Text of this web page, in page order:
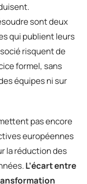
sont deux
qui publient leurs
risquent de
formel, sans
équipes ni sur
pas encore
européennes
la réduction des
L’écart entre